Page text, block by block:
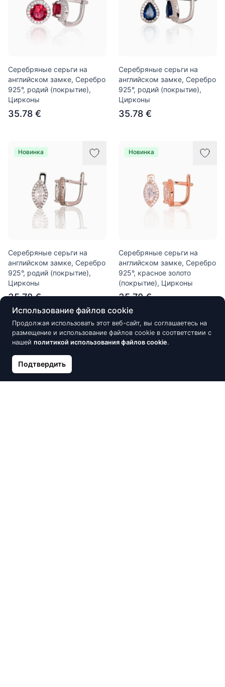
Серебряные серьги на
английском замке, Серебро
925°, родий (покрытие),
Цирконы
35.78 €
Серебряные серьги на
английском замке, Серебро
925°, родий (покрытие),
Цирконы
35.78 €
Новинка
Серебряные серьги на
английском замке, Серебро
925°, родий (покрытие),
Цирконы
35.78 €
Новинка
Серебряные серьги на
английском замке, Серебро
925°, красное золото
(покрытие), Цирконы
35.78 €
Новинка Новинка
Использование файлов cookie
Продолжая использовать этот веб-сайт, вы соглашаетесь на
размещение и использование файлов cookie в соответствии с
нашей политикой использования файлов cookie.
Подтвердить